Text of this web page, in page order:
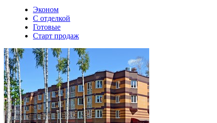
Эконом
С отделкой
Готовые
Старт продаж